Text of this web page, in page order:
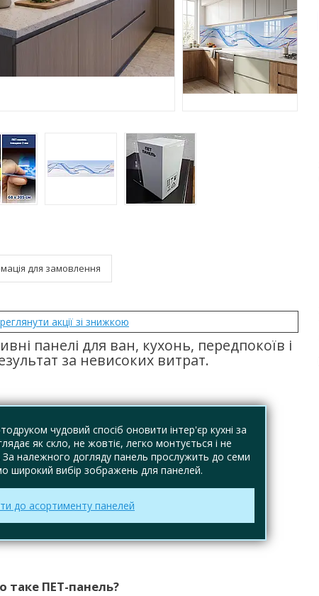
для замовлення
панелі для ван, кухонь, передпокоїв і
за невисоких витрат.
чудовий спосіб оновити інтер'єр кухні за
як скло, не жовтіє, легко монтується і не
За належного догляду панель прослужить до семи
широкий вибір зображень для панелей.
до асортименту панелей
таке ПЕТ-панель?